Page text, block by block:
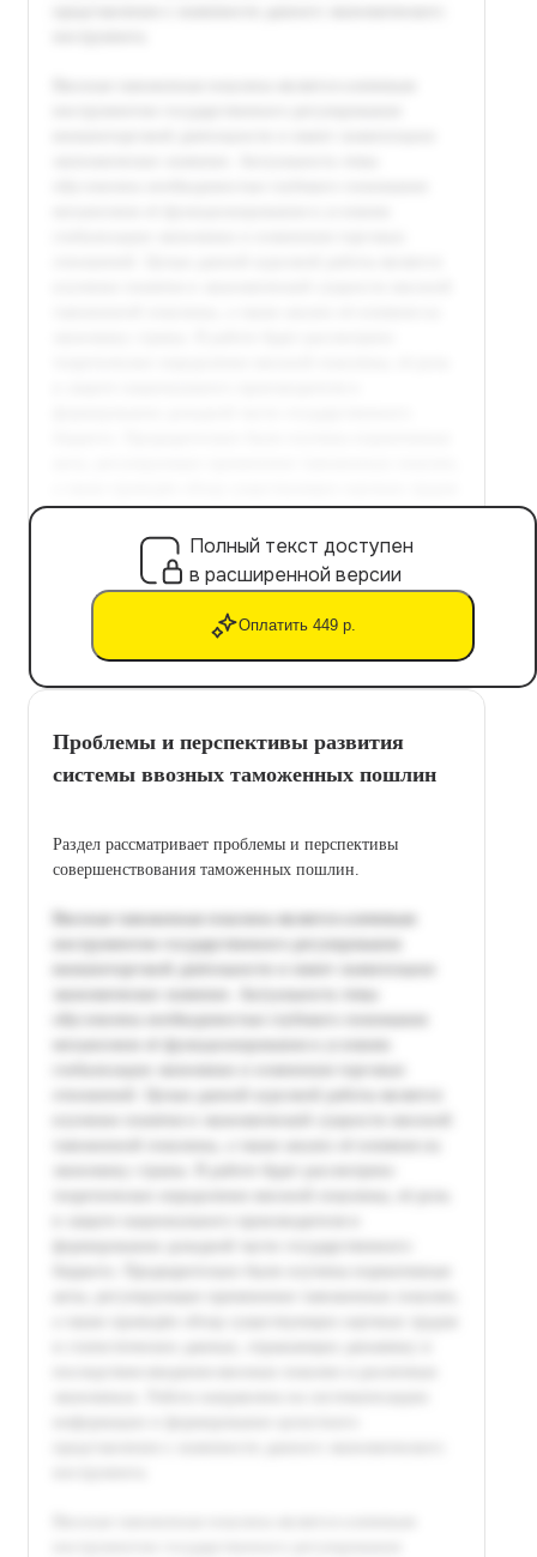
Полный текст доступен
в расширенной версии
Оплатить 449 р.
Проблемы и перспективы развития
системы ввозных таможенных пошлин
Раздел рассматривает проблемы и перспективы
совершенствования таможенных пошлин.